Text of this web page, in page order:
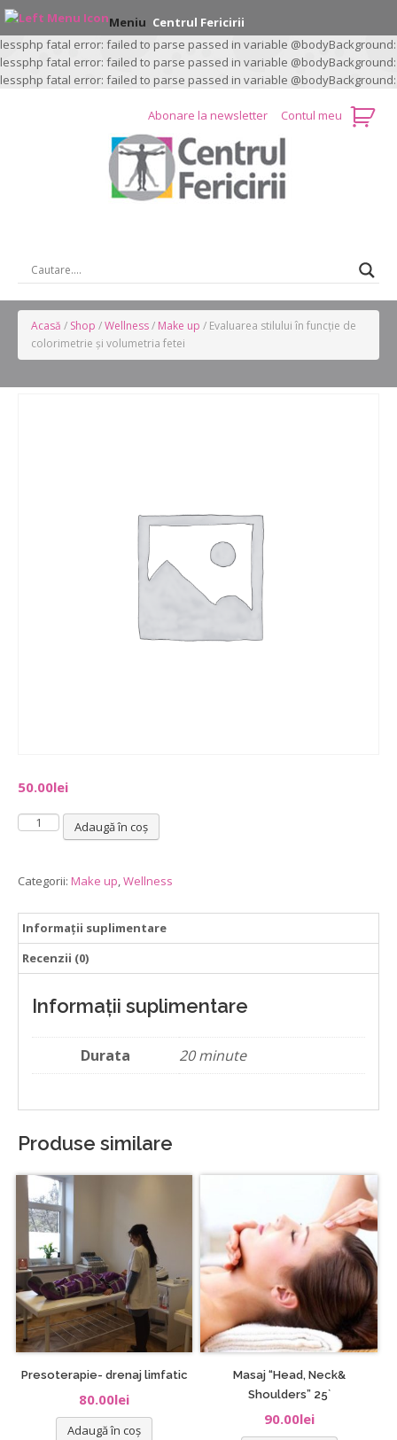
lessphp fatal error: failed to parse passed in variable @bodyBackground:
lessphp fatal error: failed to parse passed in variable @bodyBackground:
lessphp fatal error: failed to parse passed in variable @bodyBackground:
Abonare la newsletter Contul meu
Acasă / Shop /Wellness/ Make up / Evaluarea stilului în funcție de
colorimetrie și volumetria fetei
50.00lei
Cantitate
Evaluarea
în
funcție
de
colorimetrie
și
volumetria
Adaugă în coș
Categorii: Make up Wellness
Informații suplimentare
Recenzii (0)
Informații suplimentare
Durata 20 minute
Produse similare
Presoterapie- drenaj limfatic
80.00lei
Adaugă în coș
Masaj “Head, Neck&
Shoulders” 25`
90.00lei
Meniu Centrul Fericirii